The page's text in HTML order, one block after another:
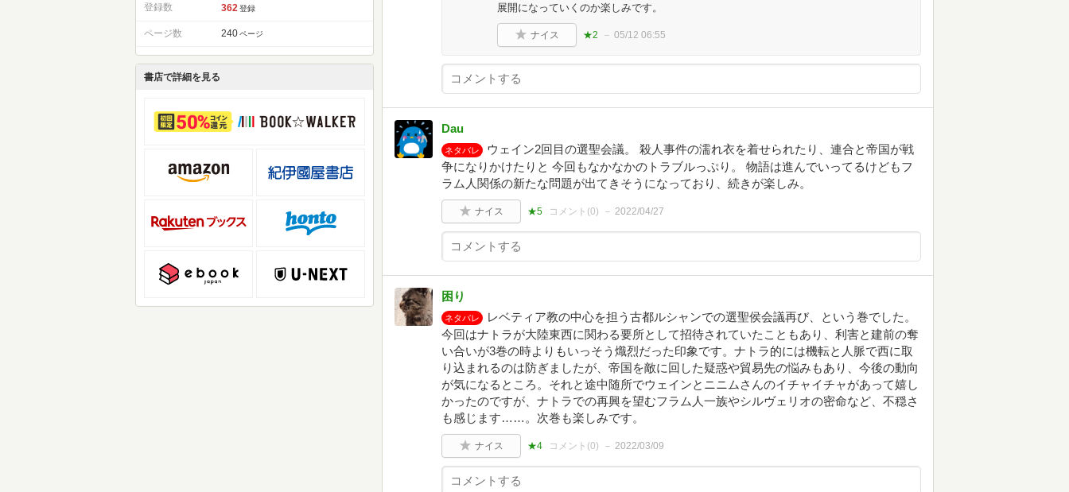
登録数 362 登録
ページ数 240 ページ
書店で詳細を見る
展開になっていくのか楽しみです。
ナイス ★2 05/12 06:55
Dau
ネタバレ
ウェイン2回目の選聖会議。 殺人事件の濡れ衣を着せられたり、連合と帝国が戦
争になりかけたりと 今回もなかなかのトラブルっぷり。 物語は進んでいってるけどもフ
ラム人関係の新たな問題が出てきそうになっており、続きが楽しみ。
ナイス ★5 コメント(0) 2022/04/27
困り
ネタバレ
レベティア教の中心を担う古都ルシャンでの選聖侯会議再び、という巻でした。
今回はナトラが大陸東西に関わる要所として招待されていたこともあり、利害と建前の奪
い合いが3巻の時よりもいっそう熾烈だった印象です。ナトラ的には機転と人脈で西に取
り込まれるのは防ぎましたが、帝国を敵に回した疑惑や貿易先の悩みもあり、今後の動向
が気になるところ。それと途中随所でウェインとニニムさんのイチャイチャがあって嬉し
かったのですが、ナトラでの再興を望むフラム人一族やシルヴェリオの密命など、不穏さ
も感じます……。次巻も楽しみです。
ナイス ★4 コメント(0) 2022/03/09